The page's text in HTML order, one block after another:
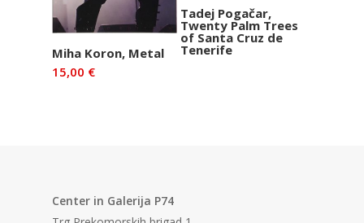
Dodaj v
košarico
Miha Koron, Metal
15,00 €
Preberi več
Tadej Pogačar,
Twenty Palm Trees
of Santa Cruz de
Tenerife
Center in Galerija P74